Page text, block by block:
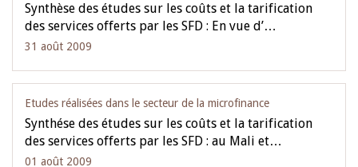
Synthèse des études sur les coûts et la tarification
des services offerts par les SFD : En vue d’…
31 août 2009
Etudes réalisées dans le secteur de la microfinance
Synthése des études sur les coûts et la tarification
des services offerts par les SFD : au Mali et…
01 août 2009